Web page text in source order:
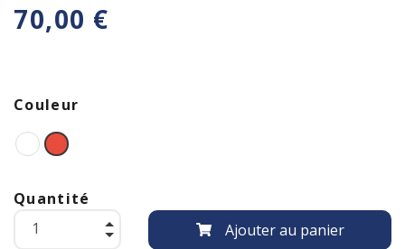
70,00 €
Couleur
Quantité
Ajouter au panier